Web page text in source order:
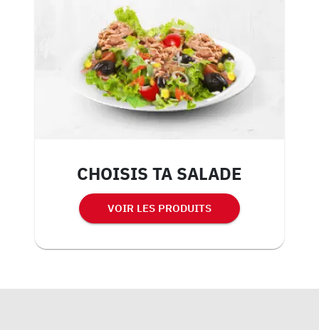
CHOISIS TA SALADE
VOIR LES PRODUITS